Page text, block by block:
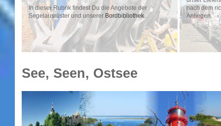
In dieser Rubrik findest Du die Angebote der
Segelausrüster und unserer Bordbibliothek
nach dem
Anliegen.
See, Seen, Ostsee